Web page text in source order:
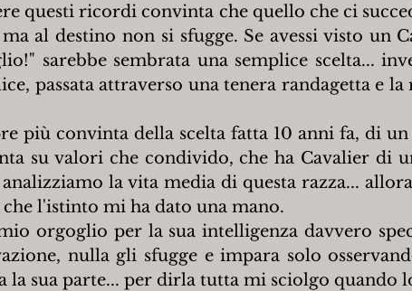
questi ricordi convinta che quello che ci
al destino non si sfugge. Se avessi visto un
sarebbe sembrata una semplice scelta...
passata attraverso una tenera randagetta e
più convinta della scelta fatta 10 anni fa, di
su valori che condivido, che ha Cavalier di
la vita media di questa razza...
l'istinto mi ha dato una mano.
orgoglio per la sua intelligenza davvero
nulla gli sfugge e impara solo
la sua parte... per dirla tutta mi sciolgo quando